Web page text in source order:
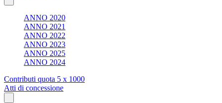
ANNO 2020
ANNO 2021
ANNO 2022
ANNO 2023
ANNO 2025
ANNO 2024
Contributi quota 5 x 1000
Atti di concessione